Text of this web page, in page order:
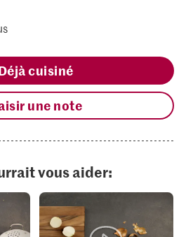
cuisiné
une note
vous aider: